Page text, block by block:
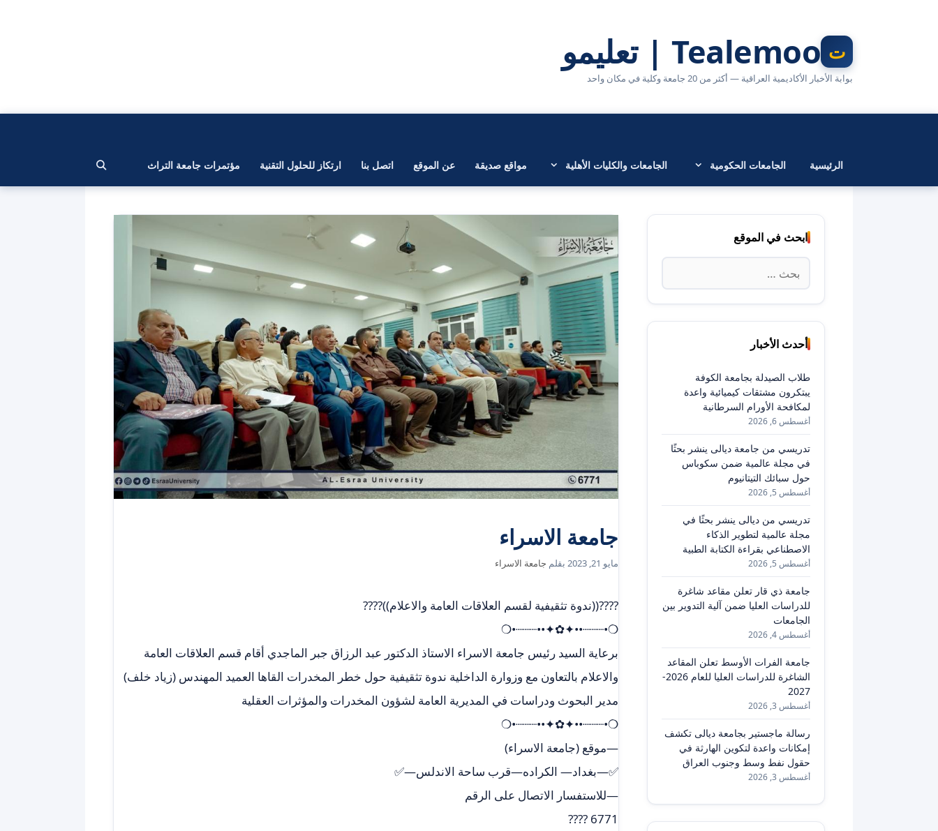
Tealemoo | تعليمو
بوابة الأخبار الأكاديمية العراقية — أكثر من 20 جامعة وكلية في مكان واحد
الرئيسية الجامعات الحكومية الجامعات والكليات الأهلية مواقع صديقة عن الموقع اتصل بنا ارتكاز للحلول التقنية مؤتمرات جامعة التراث
جامعة الاسراء
مايو 21, 2023 بقلم جامعة الاسراء
????((ندوة تثقيفية لقسم العلاقات العامة والاعلام))????
❍•┈┈┈••✦✿✦••┈┈┈•❍
برعاية السيد رئيس جامعة الاسراء الاستاذ الدكتور عبد الرزاق جبر الماجدي أقام قسم العلاقات العامة
والاعلام بالتعاون مع وزوارة الداخلية ندوة تثقيفية حول خطر المخدرات القاها العميد المهندس (زياد خلف)
مدير البحوث ودراسات في المديرية العامة لشؤون المخدرات والمؤثرات العقلية
❍•┈┈┈••✦✿✦••┈┈┈•❍
—موقع (جامعة الاسراء)
✅—بغداد— الكراده—قرب ساحة الاندلس—✅
—للاستفسار الاتصال على الرقم
6771 ????
ابحث في الموقع
البحث
عن:
أحدث الأخبار
طلاب الصيدلة بجامعة الكوفة
يبتكرون مشتقات كيميائية واعدة
لمكافحة الأورام السرطانية
أغسطس 6, 2026
تدريسي من جامعة ديالى ينشر بحثًا
في مجلة عالمية ضمن سكوباس
حول سبائك التيتانيوم
أغسطس 5, 2026
تدريسي من ديالى ينشر بحثًا في
مجلة عالمية لتطوير الذكاء
الاصطناعي بقراءة الكتابة الطبية
أغسطس 5, 2026
جامعة ذي قار تعلن مقاعد شاغرة
للدراسات العليا ضمن آلية التدوير بين
الجامعات
أغسطس 4, 2026
جامعة الفرات الأوسط تعلن المقاعد
الشاغرة للدراسات العليا للعام 2026-
2027
أغسطس 3, 2026
رسالة ماجستير بجامعة ديالى تكشف
إمكانات واعدة لتكوين الهارثة في
حقول نفط وسط وجنوب العراق
أغسطس 3, 2026